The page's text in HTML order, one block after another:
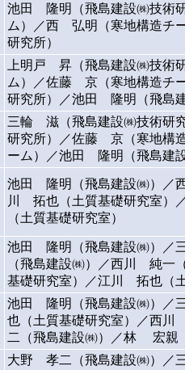
池田 隆明（飛島建設㈱技術
ム）／西 弘明（寒地構造チ
研究所）
上明戸 昇（飛島建設㈱技術
ム）／佐藤 京（寒地構造チ
研究所）／池田 隆明（飛島建
三輪 滋（飛島建設㈱技術研
研究所）／佐藤 京（寒地構
ーム）／池田 隆明（飛島建設
池田 隆明（飛島建設㈱）／
川 拓也（土質基礎研究室
（土質基礎研究室）
池田 隆明（飛島建設㈱）／
（飛島建設㈱）／西川 純一
基礎研究室）／江川 拓也（土
池田 隆明（飛島建設㈱）
也（土質基礎研究室）／西
二（飛島建設㈱）／林 宏親
大野 孝二（飛島建設㈱）